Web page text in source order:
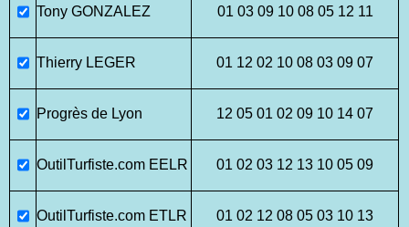
Tony GONZALEZ 01 03 09 10 08 05 12 11
Thierry LEGER 01 12 02 10 08 03 09 07
Progrès de Lyon 12 05 01 02 09 10 14 07
OutilTurfiste.com EELR 01 02 03 12 13 10 05 09
OutilTurfiste.com ETLR 01 02 12 08 05 03 10 13